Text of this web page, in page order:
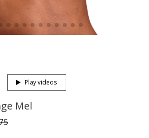
Play videos
Mel